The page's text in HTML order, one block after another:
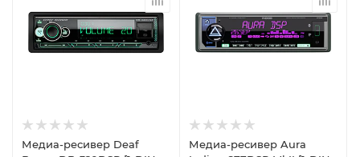
Медиа-ресивер Deaf
Медиа-ресивер Aura